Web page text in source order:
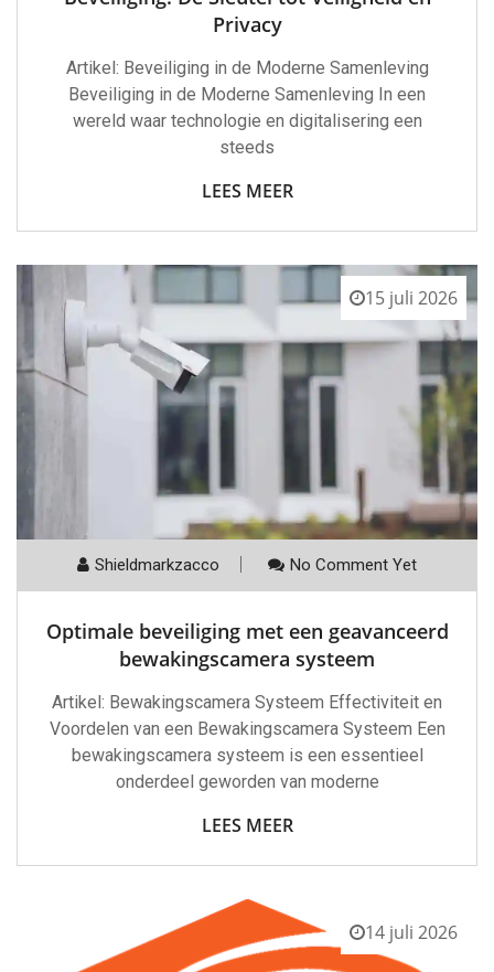
Privacy
Artikel: Beveiliging in de Moderne Samenleving
Beveiliging in de Moderne Samenleving In een
wereld waar technologie en digitalisering een
steeds
LEES MEER
15 juli 2026
Shieldmarkzacco No Comment Yet
Optimale beveiliging met een geavanceerd
bewakingscamera systeem
Artikel: Bewakingscamera Systeem Effectiviteit en
Voordelen van een Bewakingscamera Systeem Een
bewakingscamera systeem is een essentieel
onderdeel geworden van moderne
LEES MEER
14 juli 2026